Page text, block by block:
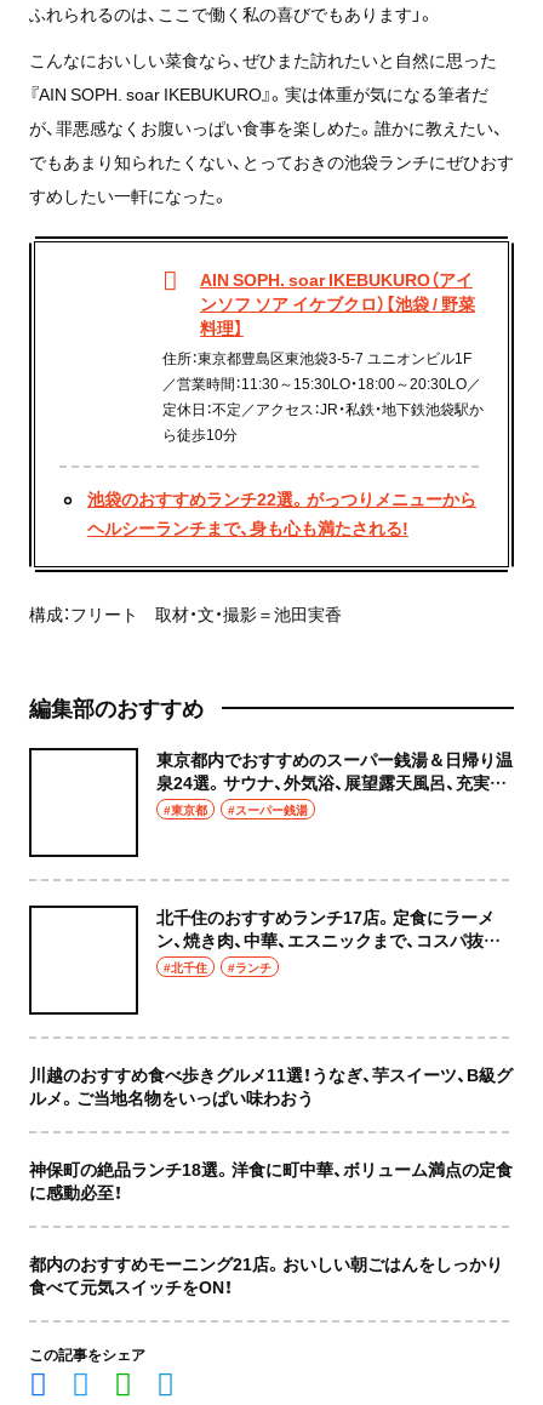
ふれられるのは、ここで働く私の喜びでもあります」。
こんなにおいしい菜食なら、ぜひまた訪れたいと自然に思った
『AIN SOPH. soar IKEBUKURO』。実は体重が気になる筆者だ
が、罪悪感なくお腹いっぱい食事を楽しめた。誰かに教えたい、
でもあまり知られたくない、とっておきの池袋ランチにぜひおす
すめしたい一軒になった。
AIN SOPH. soar IKEBUKURO（アイ
ンソフ ソア イケブクロ）【池袋 / 野菜
料理】
住所：東京都豊島区東池袋3-5-7 ユニオンビル1F
／営業時間：11:30～15:30LO・18:00～20:30LO／
定休日：不定／アクセス：JR・私鉄・地下鉄池袋駅か
ら徒歩10分
池袋のおすすめランチ22選。がっつりメニューから
ヘルシーランチまで、身も心も満たされる!
構成：フリート 取材・文・撮影＝池田実香
編集部のおすすめ
東京都内でおすすめのスーパー銭湯＆日帰り温
泉24選。サウナ、外気浴、展望露天風呂、充実の
癒やし空間へ
#東京都 #スーパー銭湯
北千住のおすすめランチ17店。定食にラーメ
ン、焼き肉、中華、エスニックまで、コスパ抜群
な店もおしゃれな店も網羅してご紹介！
#北千住 #ランチ
川越のおすすめ食べ歩きグルメ11選！うなぎ、芋スイーツ、B級グ
ルメ。ご当地名物をいっぱい味わおう
神保町の絶品ランチ18選。洋食に町中華、ボリューム満点の定食
に感動必至！
都内のおすすめモーニング21店。おいしい朝ごはんをしっかり
食べて元気スイッチをON！
この記事をシェア